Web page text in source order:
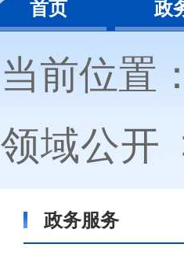
首页 政
当前位置
领域公开
政务服务